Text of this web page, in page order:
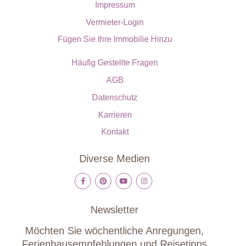
Impressum
Vermieter-Login
Fügen Sie Ihre Immobilie Hinzu
Häufig Gestellte Fragen
AGB
Datenschutz
Karrieren
Kontakt
Diverse Medien
Newsletter
Möchten Sie wöchentliche Anregungen,